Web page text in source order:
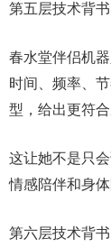
第五层技术背
春水堂伴侣机
时间、频率、
型，给出更符
这让她不是只
情感陪伴和身体
第六层技术背